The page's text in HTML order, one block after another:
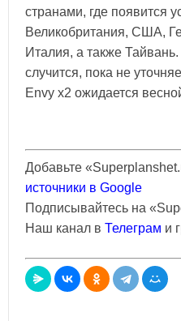
странами, где появится
Великобритания, США,
Италия, а также
случится, пока не
Envy x2 ожидается
Добавьте
источники в Google
Подписывайтесь на
Наш канал в Телеграм и